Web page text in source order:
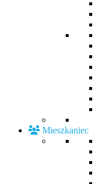
Mieszkaniec